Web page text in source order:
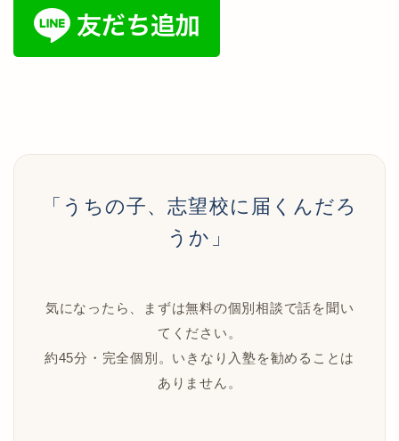
「うちの子、志望校に届くんだろ
うか」
気になったら、まずは無料の個別相談で話を聞い
てください。
約45分・完全個別。いきなり入塾を勧めることは
ありません。